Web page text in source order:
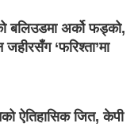
बलिउडमा अर्को फड्को,
जहीरसँग ‘फरिश्ता’मा
ऐतिहासिक जित, केपी